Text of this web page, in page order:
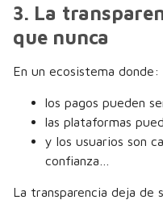
3. La
que nunca
En un ecosistema donde:
los pagos pueden
las plataformas
y los usuarios son
confianza…
La transparencia deja de